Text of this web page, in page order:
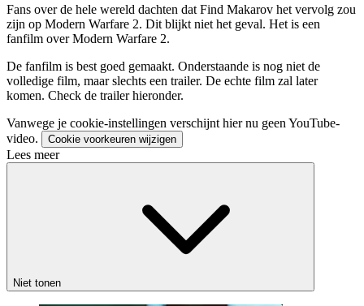
Fans over de hele wereld dachten dat Find Makarov het vervolg zou
zijn op Modern Warfare 2. Dit blijkt niet het geval. Het is een
fanfilm over Modern Warfare 2.
De fanfilm is best goed gemaakt. Onderstaande is nog niet de
volledige film, maar slechts een trailer. De echte film zal later
komen. Check de trailer hieronder.
Vanwege je cookie-instellingen verschijnt hier nu geen YouTube-
video.
Cookie voorkeuren wijzigen
Lees meer
Niet tonen